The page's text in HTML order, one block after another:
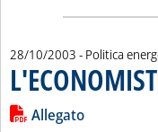
28/10/2003 - Politica
Leggi tutta la notizia:
Lista allegati
Allegato